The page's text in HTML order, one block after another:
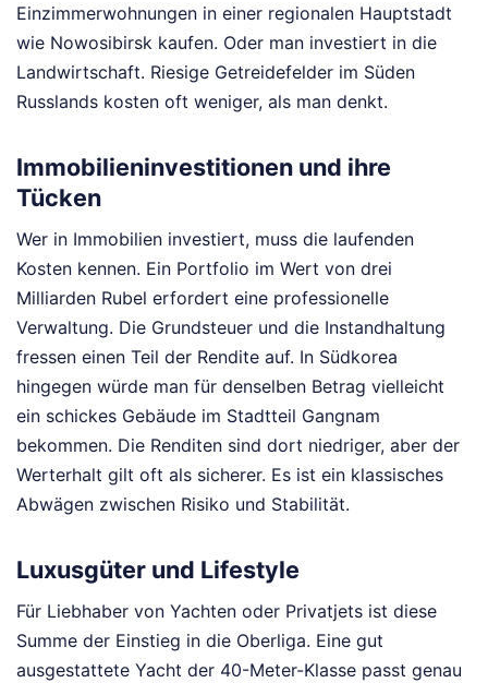
Einzimmerwohnungen in einer regionalen Hauptstadt
wie Nowosibirsk kaufen. Oder man investiert in die
Landwirtschaft. Riesige Getreidefelder im Süden
Russlands kosten oft weniger, als man denkt.
Immobilieninvestitionen und ihre
Tücken
Wer in Immobilien investiert, muss die laufenden
Kosten kennen. Ein Portfolio im Wert von drei
Milliarden Rubel erfordert eine professionelle
Verwaltung. Die Grundsteuer und die Instandhaltung
fressen einen Teil der Rendite auf. In Südkorea
hingegen würde man für denselben Betrag vielleicht
ein schickes Gebäude im Stadtteil Gangnam
bekommen. Die Renditen sind dort niedriger, aber der
Werterhalt gilt oft als sicherer. Es ist ein klassisches
Abwägen zwischen Risiko und Stabilität.
Luxusgüter und Lifestyle
Für Liebhaber von Yachten oder Privatjets ist diese
Summe der Einstieg in die Oberliga. Eine gut
ausgestattete Yacht der 40-Meter-Klasse passt genau